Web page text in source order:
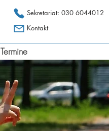
Sekretariat: 030 6044012
Termine
Kontakt